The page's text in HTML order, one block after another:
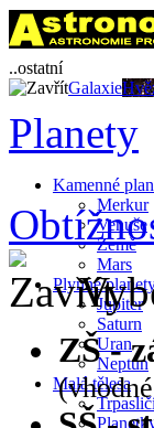
..ostatní
Galaxie
Planety
Kamenné
Merkur
Venuše
Země
Mars
Plynné
Jupiter
Saturn
Uran
Neptun
Malá tělesa
ZŠ -